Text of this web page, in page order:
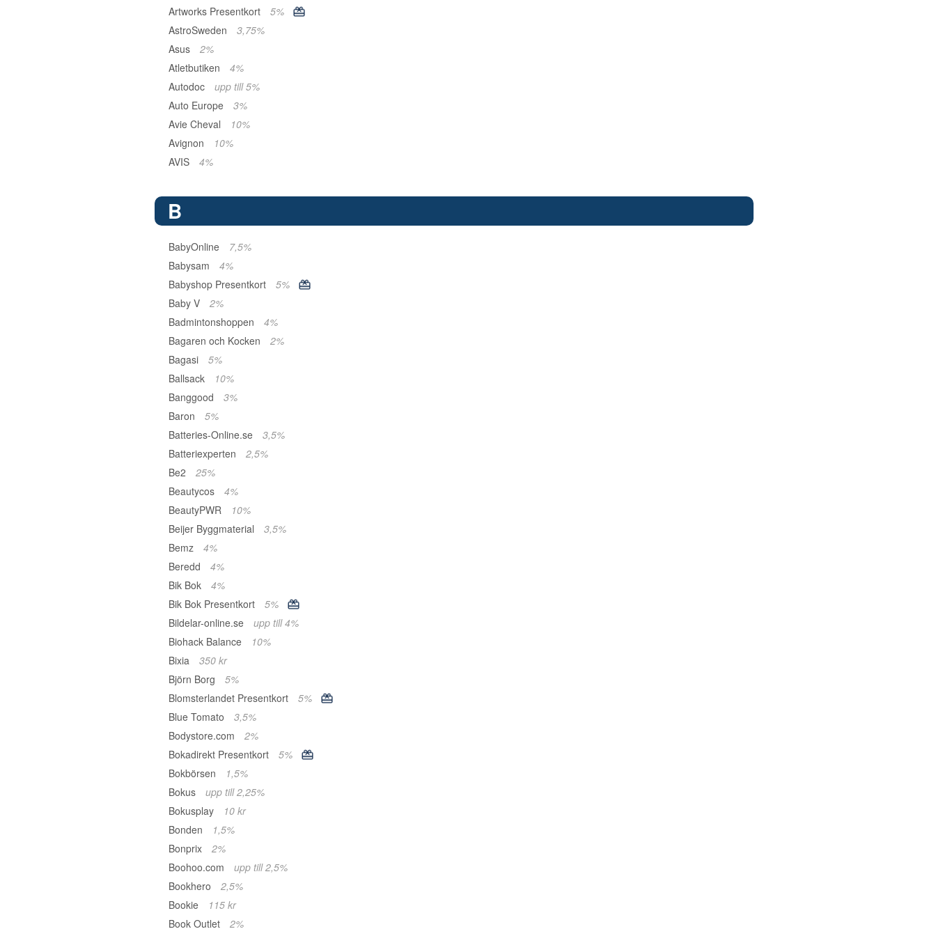
Artworks Presentkort
5%
AstroSweden
3,75%
Asus
2%
Atletbutiken
4%
Autodoc
upp till 5%
Auto Europe
3%
Avie Cheval
10%
Avignon
10%
AVIS
4%
B
BabyOnline
7,5%
Babysam
4%
Babyshop Presentkort
5%
Baby V
2%
Badmintonshoppen
4%
Bagaren och Kocken
2%
Bagasi
5%
Ballsack
10%
Banggood
3%
Baron
5%
Batteries-Online.se
3,5%
Batteriexperten
2,5%
Be2
25%
Beautycos
4%
BeautyPWR
10%
Beijer Byggmaterial
3,5%
Bemz
4%
Beredd
4%
Bik Bok
4%
Bik Bok Presentkort
5%
Bildelar-online.se
upp till 4%
Biohack Balance
10%
Bixia
350 kr
Björn Borg
5%
Blomsterlandet Presentkort
5%
Blue Tomato
3,5%
Bodystore.com
2%
Bokadirekt Presentkort
5%
Bokbörsen
1,5%
Bokus
upp till 2,25%
Bokusplay
10 kr
Bonden
1,5%
Bonprix
2%
Boohoo.com
upp till 2,5%
Bookhero
2,5%
Bookie
115 kr
Book Outlet
2%